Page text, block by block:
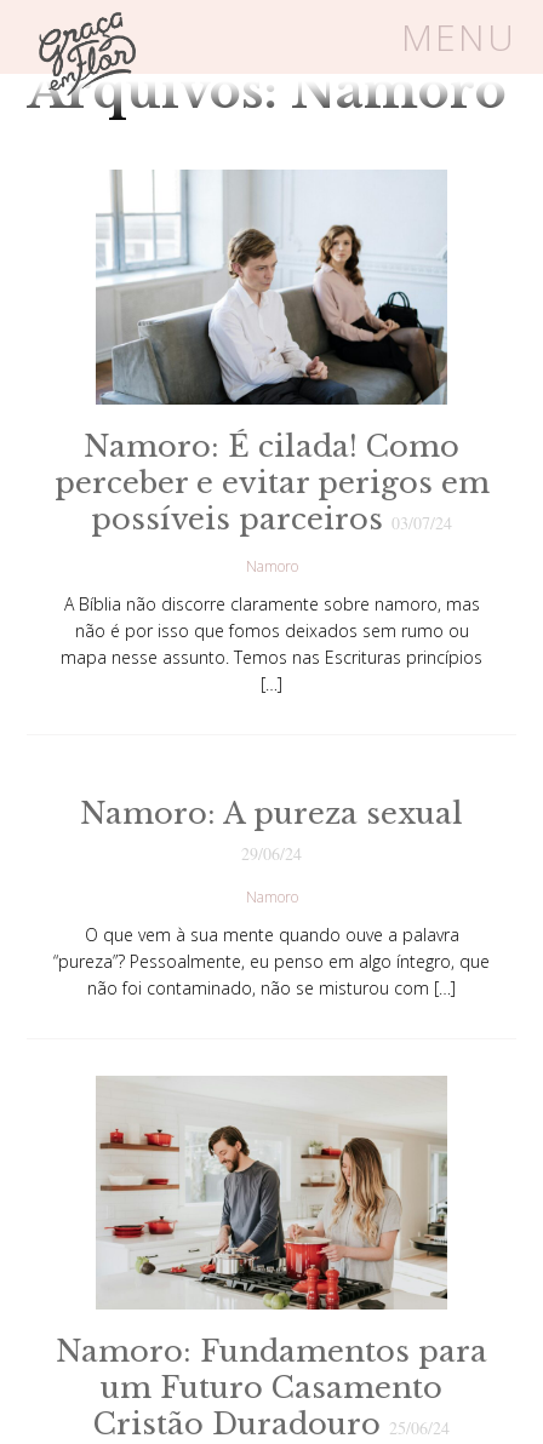
MENU
Um espaço seguro onde mulheres
Livros Carrinho Login
BLOG
SOBRE
FRUTÍFERAS
Category
Arquivos: Namoro
Namoro: É cilada! Como
perceber e evitar perigos em
possíveis parceiros 03/07/24
Namoro
A Bíblia não discorre claramente sobre namoro, mas
não é por isso que fomos deixados sem rumo ou
mapa nesse assunto. Temos nas Escrituras princípios
[…]
Namoro: A pureza sexual
29/06/24
Namoro
O que vem à sua mente quando ouve a palavra
“pureza”? Pessoalmente, eu penso em algo íntegro, que
não foi contaminado, não se misturou com […]
Namoro: Fundamentos para
um Futuro Casamento
Cristão Duradouro 25/06/24